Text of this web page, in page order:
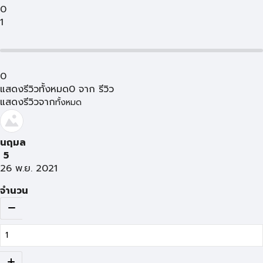
0
1
0
แสดงรีวิวทั้งหมด0 จาก รีวิว
แสดงรีวิวจากทั้งหมด
นฤมล
5
26 พ.ย. 2021
จำนวน